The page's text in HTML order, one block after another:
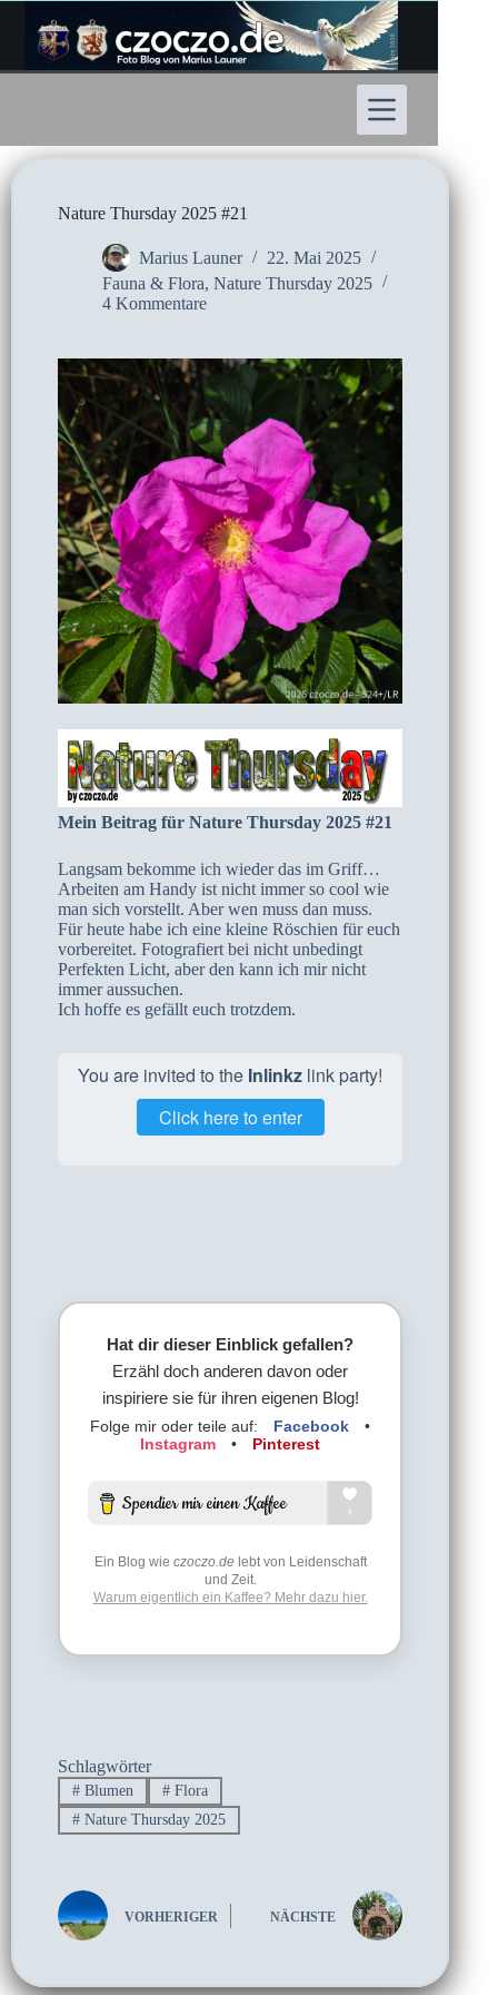
Inhalt
springen
Nature Thursday 2025 #21
Marius Launer
22. Mai 2025
Fauna & Flora, Nature Thursday 2025
4 Kommentare
Mein Beitrag für Nature Thursday 2025 #21
Langsam bekomme ich wieder das im Griff…
Arbeiten am Handy ist nicht immer so cool wie
man sich vorstellt. Aber wen muss dan muss.
Für heute habe ich eine kleine Röschien für euch
vorbereitet. Fotografiert bei nicht unbedingt
Perfekten Licht, aber den kann ich mir nicht
immer aussuchen.
Ich hoffe es gefällt euch trotzdem.
You are invited to the Inlinkz link party!
Click here to enter
Hat dir dieser Einblick gefallen?
Erzähl doch anderen davon oder
inspiriere sie für ihren eigenen Blog!
Folge mir oder teile auf: Facebook
•
Instagram
• Pinterest
Ein Blog wie czoczo.delebt von Leidenschaft
und Zeit.
Warum eigentlich ein Kaffee? Mehr dazu hier.
Schlagwörter
#Blumen #Flora
#Nature Thursday 2025
VORHERIGER NÄCHSTE